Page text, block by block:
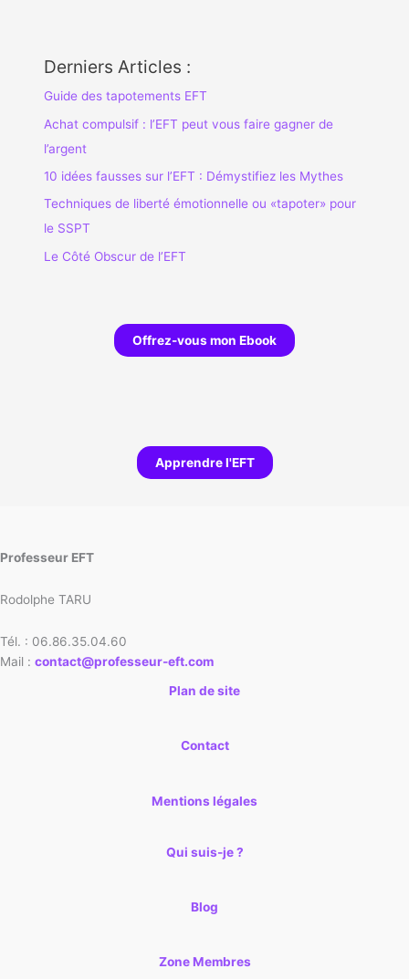
Derniers Articles :
Guide des tapotements EFT
Achat compulsif : l’EFT peut vous faire gagner de
l’argent
10 idées fausses sur l’EFT : Démystifiez les Mythes
Techniques de liberté émotionnelle ou «tapoter» pour
le SSPT
Le Côté Obscur de l’EFT
Offrez-vous mon Ebook
Apprendre l'EFT
Professeur EFT
Rodolphe TARU
Tél. : 06.86.35.04.60
Mail : contact@professeur-eft.com
Plan de site
Contact
Mentions légales
Qui suis-je ?
Blog
Zone Membres